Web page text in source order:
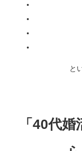
と
「40代